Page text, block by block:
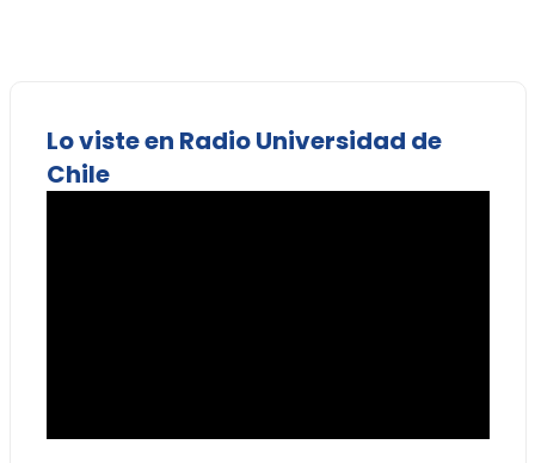
Lo viste en Radio Universidad de
Chile